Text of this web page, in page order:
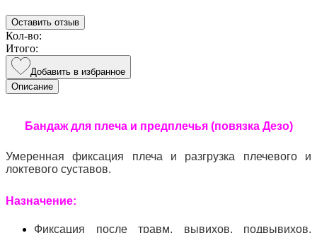
Оставить отзыв
Кол-во:
Итого:
Добавить в избранное
Описание
Бандаж для плеча и предплечья (повязка Дезо)
Умеренная фиксация плеча и разгрузка плечевого и
локтевого суставов.
Назначение:
Фиксация после травм, вывихов, подвывихов,